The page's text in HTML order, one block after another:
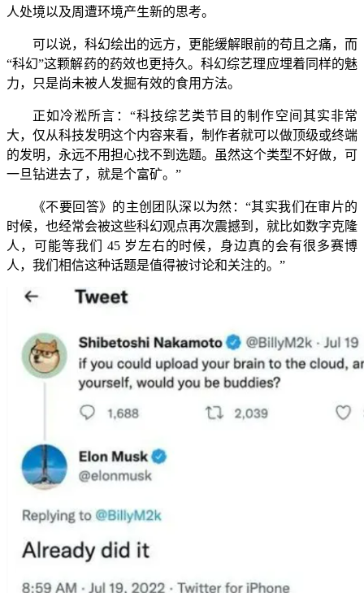
人处境以及周遭环境产生新的思考。
可以说，科幻绘出的远方，更能缓解眼前的苟且之痛，而
“科幻”这颗解药的药效也更持久。科幻综艺理应埋着同样的魅
力，只是尚未被人发掘有效的食用方法。
正如冷淞所言：“科技综艺类节目的制作空间其实非常
大，仅从科技发明这个内容来看，制作者就可以做顶级或终端
的发明，永远不用担心找不到选题。虽然这个类型不好做，可
一旦钻进去了，就是个富矿。”
《不要回答》的主创团队深以为然：“其实我们在审片的
时候，也经常会被这些科幻观点再次震撼到，就比如数字克隆
人，可能等我们 45 岁左右的时候，身边真的会有很多赛博
人，我们相信这种话题是值得被讨论和关注的。”